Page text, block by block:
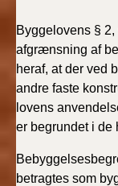
Byggelovens §
afgrænsning af
heraf, at der ved
andre faste
lovens
er begrundet i de
betragtes som